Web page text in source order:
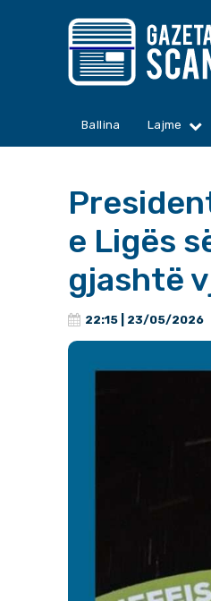
Ballina Lajme
e Ligës
gjashtë
22:15 | 23/05/2026